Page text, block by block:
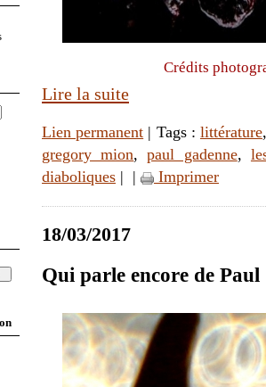
Crédits
Lire la suite
Lien permanent | Tags : littérature
gregory mion,paul gadenne,
diaboliques | | Imprimer
18/03/2017
Qui parle encore de Paul